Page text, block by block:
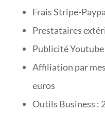
Frais Stripe-
Prestataires
Publicité Youtube
Affiliation par
euros
Outils Business :